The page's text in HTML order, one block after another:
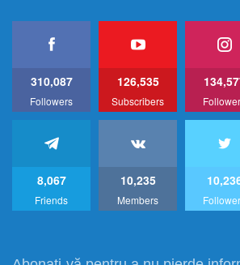
310,087
Followers
126,535
Subscribers
8,067
Friends
10,235
Members